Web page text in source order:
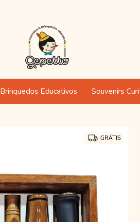
Brinquedos Educativos Souvenirs
GRÁTIS